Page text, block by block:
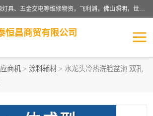
专业配送水暖器材、光源灯具、五金交电等维修物资，飞利浦，佛山照明，世达，博世，九牧，特陶等各产品涉及国内外知名品牌。公司专注与物业、学校、酒店、工厂等单位合作，提供一站式配送服务，降低客户综合成本。依托电子商务改变传统模式，以专业的团队为客户提供24H物资配送到达，货到月结、统一开票，便捷退换等服务，提高了企业的运营效率。
恒昌商贸有限公司
商机 > 涂料辅材 > 水龙头冷热洗脸盆池 双孔
涂料辅材